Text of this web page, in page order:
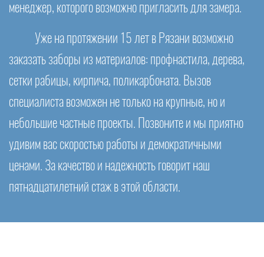
менеджер, которого возможно пригласить для замера.
Уже на протяжении 15 лет в Рязани возможно
заказать заборы из материалов: профнастила, дерева,
сетки рабицы, кирпича, поликарбоната. Вызов
специалиста возможен не только на крупные, но и
небольшие частные проекты. Позвоните и мы приятно
удивим вас скоростью работы и демократичными
ценами. За качество и надежность говорит наш
пятнадцатилетний стаж в этой области.